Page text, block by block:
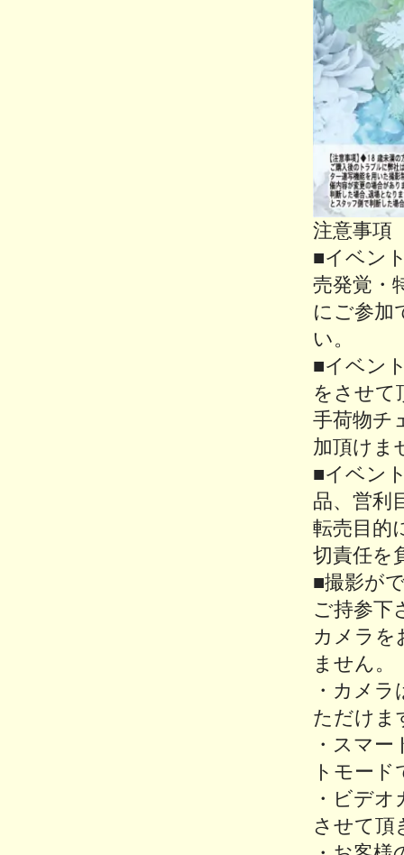
注意事項
■イベン
売発覚・
にご参加
い。
■イベン
をさせて
手荷物チ
加頂けま
■イベン
品、営利
転売目的
切責任を
■撮影が
ご持参下
カメラを
ません。
・カメ
ただけま
・スマ
トモー
・ビデ
させて頂